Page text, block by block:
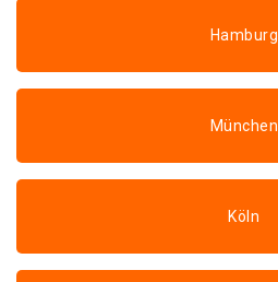
Hamburg
München
Köln